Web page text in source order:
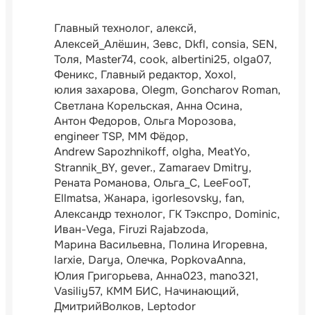
Главный технолог алексй
Алексей_Алёшин Зевс Dkfl consia SEN
Толя Master74 cook albertini25 olga07
Феникс Главный редактор Xoxol
юлия захарова Olegm Goncharov Roman
Светлана Корельская Анна Осина
Антон Федоров Ольга Морозова
engineer TSP ММ Фёдор
Andrew Sapozhnikoff olgha MeatYo
Strannik_BY gever. Zamaraev Dmitry
Рената Романова Ольга_С LeeFooT
Ellmatsa Жанара igorlesovsky fan
Александр технолог ГК Тэкспро Dominic
Иван-Vega Firuzi Rajabzoda
Марина Васильевна Полина Игоревна
larxie Darya Олечка PopkovaAnna
Юлия Григорьева Анна023 mano321
Vasiliy57 КММ БИС Начинающий
ДмитрийВолков Leptodor